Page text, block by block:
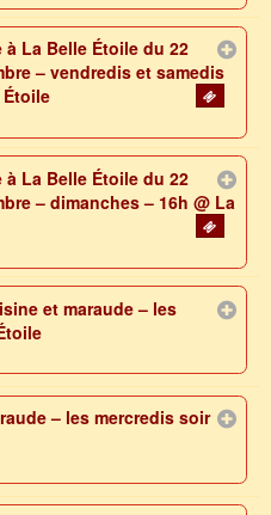
La Belle Étoile du 22
– vendredis et samedis
Étoile
La Belle Étoile du 22
– dimanches – 16h@ La
et maraude – les
– les mercredis soir